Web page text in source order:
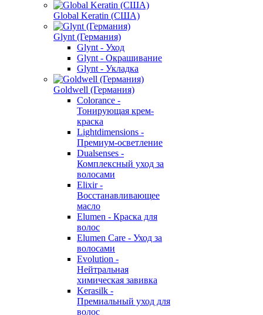
Global Keratin (США)
Glynt (Германия)
Glynt - Уход
Glynt - Окрашивание
Glynt - Укладка
Goldwell (Германия)
Colorance -
Тонирующая крем-
краска
Lightdimensions -
Премиум-осветление
Dualsenses -
Комплексный уход за
волосами
Elixir -
Восстанавливающее
масло
Elumen - Краска для
волос
Elumen Care - Уход за
волосами
Evolution -
Нейтральная
химическая завивка
Kerasilk -
Премиальный уход для
волос